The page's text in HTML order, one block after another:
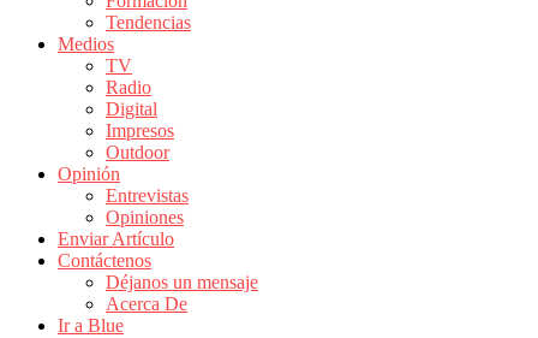
Actualidad
Mercadeo
Colombia
Revistas
Actualidad
Colombia
Tendencias
Medios
TV
Radio
Digital
Impresos
Outdoor
Opinión
Entrevistas
Opiniones
Enviar Artículo
Contáctenos
Déjanos un mensaje
Acerca De
Ir a Blue